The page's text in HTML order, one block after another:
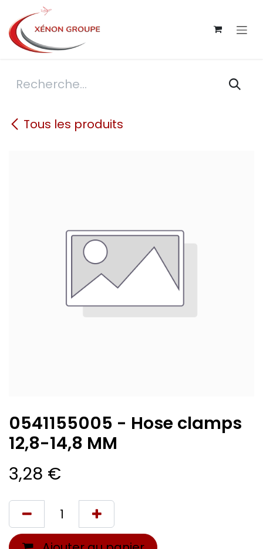
Se rendre au contenu
Tous les produits
0541155005 - Hose clamps
12,8-14,8 MM
3,28 €